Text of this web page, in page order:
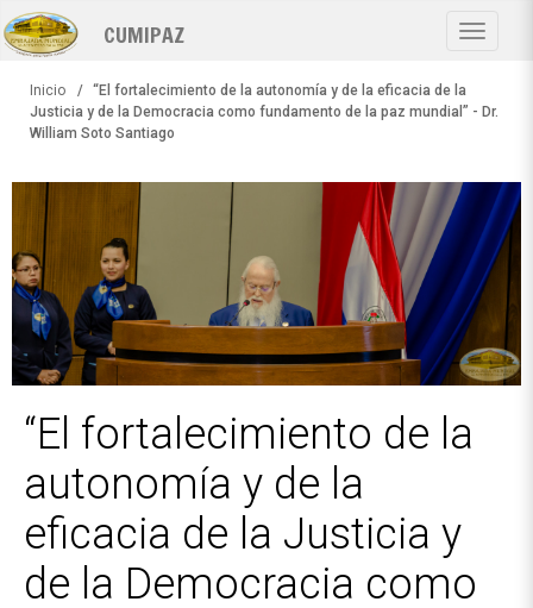
Pasar
al
contenido
Toggle
CUMIPAZ
Inicio
“El fortalecimiento de la autonomía y de la eficacia de la
Justicia y de la Democracia como fundamento de la paz mundial” - Dr.
William Soto Santiago
“El fortalecimiento de la
autonomía y de la
eficacia de la Justicia y
de la Democracia como